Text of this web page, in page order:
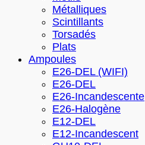
Métalliques
Scintillants
Torsadés
Plats
Ampoules
E26-DEL (WIFI)
E26-DEL
E26-Incandescente
E26-Halogène
E12-DEL
E12-Incandescent